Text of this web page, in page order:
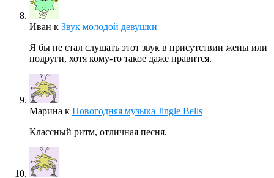
Иван к Звук молодой девушки
Я бы не стал слушать этот звук в присутствии жены или
подруги, хотя кому-то такое даже нравится.
Марина к Новогодняя музыка Jingle Bells
Классный ритм, отличная песня.